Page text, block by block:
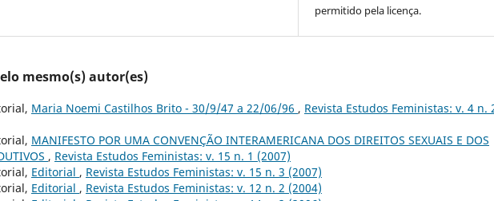
permitido pela licença.
mesmo(s) autor(es)
Maria Noemi Castilhos Brito - 30/9/47 a 22/06/96 , Revista Estudos Feministas: v. 4 n.
MANIFESTO POR UMA CONVENÇÃO INTERAMERICANA DOS DIREITOS SEXUAIS E DOS
, Revista Estudos Feministas: v. 15 n. 1 (2007)
Editorial , Revista Estudos Feministas: v. 15 n. 3 (2007)
Editorial , Revista Estudos Feministas: v. 12 n. 2 (2004)